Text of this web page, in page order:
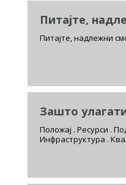
Питајте,
Питајте, надлежни
Зашто
Положај . Ресурси .
Инфраструктура .